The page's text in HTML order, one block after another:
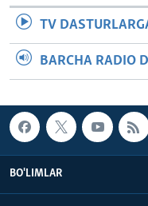
TV
BARCHA RADIO
BO'LIMLAR